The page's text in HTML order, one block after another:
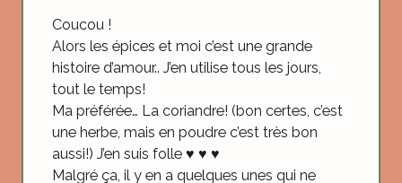
Coucou !
Alors les épices et moi c’est une grande
histoire d’amour.. J’en utilise tous les jours,
tout le temps!
Ma préférée… La coriandre! (bon certes, c’est
une herbe, mais en poudre c’est très bon
aussi!) J’en suis folle ♥ ♥ ♥
Malgré ça, il y en a quelques unes qui ne